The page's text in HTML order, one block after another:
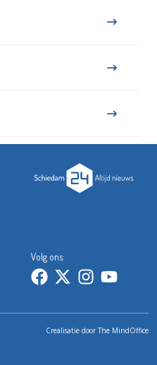
Volg ons:
Crealisatie doorThe MindOffice